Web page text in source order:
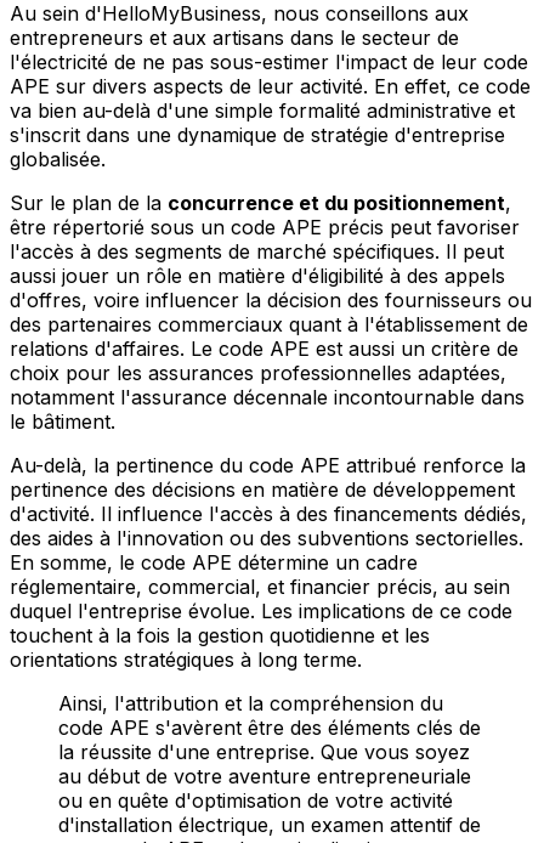
Au sein d'HelloMyBusiness, nous conseillons aux
entrepreneurs et aux artisans dans le secteur de
l'électricité de ne pas sous-estimer l'impact de leur code
APE sur divers aspects de leur activité. En effet, ce code
va bien au-delà d'une simple formalité administrative et
s'inscrit dans une dynamique de stratégie d'entreprise
globalisée.
Sur le plan de la concurrence et du positionnement,
être répertorié sous un code APE précis peut favoriser
l'accès à des segments de marché spécifiques. Il peut
aussi jouer un rôle en matière d'éligibilité à des appels
d'offres, voire influencer la décision des fournisseurs ou
des partenaires commerciaux quant à l'établissement de
relations d'affaires. Le code APE est aussi un critère de
choix pour les assurances professionnelles adaptées,
notamment l'assurance décennale incontournable dans
le bâtiment.
Au-delà, la pertinence du code APE attribué renforce la
pertinence des décisions en matière de développement
d'activité. Il influence l'accès à des financements dédiés,
des aides à l'innovation ou des subventions sectorielles.
En somme, le code APE détermine un cadre
réglementaire, commercial, et financier précis, au sein
duquel l'entreprise évolue. Les implications de ce code
touchent à la fois la gestion quotidienne et les
orientations stratégiques à long terme.
Ainsi, l'attribution et la compréhension du
code APE s'avèrent être des éléments clés de
la réussite d'une entreprise. Que vous soyez
au début de votre aventure entrepreneuriale
ou en quête d'optimisation de votre activité
d'installation électrique, un examen attentif de